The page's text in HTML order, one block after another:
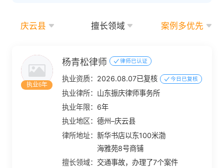
庆云县 擅长领域 案例多优先
执业6年
杨青松律师 律师已认证
执业资质： 2026.08.07已复核 今日已复核
执业律所： 山东振庆律师事务所
执业年限： 6年
执业地区：德州–庆云县
律所地址：新华书店以东100米渤
海雅苑8号商铺
擅长领域： 交通事故，办理了7个案件